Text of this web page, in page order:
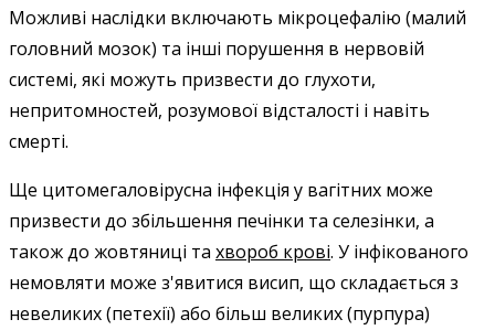
Можливі наслідки включають мікроцефалію (малий
головний мозок) та інші порушення в нервовій
системі, які можуть призвести до глухоти,
непритомностей, розумової відсталості і навіть
смерті.
Ще цитомегаловірусна інфекція у вагітних може
призвести до збільшення печінки та селезінки, а
також до жовтяниці та хвороб крові. У інфікованого
немовляти може з'явитися висип, що складається з
невеликих (петехії) або більш великих (пурпура)